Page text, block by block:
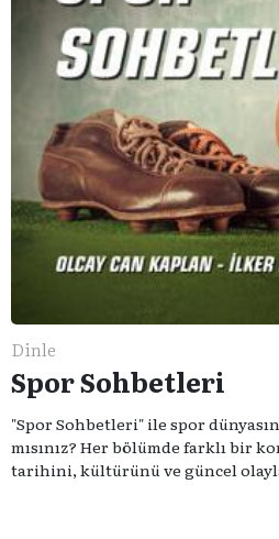
Dinle
Spor Sohbetleri
"Spor Sohbetleri" ile spor
mısınız? Her bölümde farklı bir
tarihini, kültürünü ve güncel